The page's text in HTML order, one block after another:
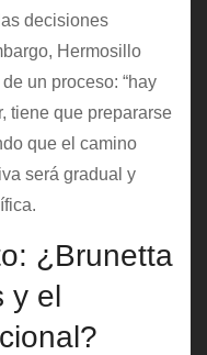
decisiones
Hermosillo
un proceso: “hay
tiene que prepararse
que el camino
será gradual y
¿Brunetta
y el